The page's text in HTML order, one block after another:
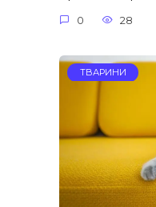
0 28
ТВАРИНИ